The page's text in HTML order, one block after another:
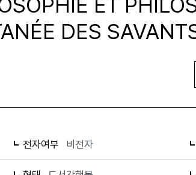
DES
전자여부 비전자